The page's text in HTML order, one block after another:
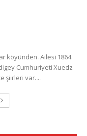
köyünden. Ailesi 1864
Cumhuriyeti Xuedz
şiirleri var....